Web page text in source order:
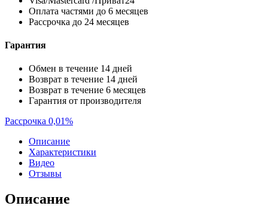
Оплата частями до 6 месяцев
Рассрочка до 24 месяцев
Гарантия
Обмен в течение 14 дней
Возврат в течение 14 дней
Возврат в течение 6 месяцев
Гарантия от производителя
Рассрочка 0,01%
Описание
Характеристики
Видео
Отзывы
Описание